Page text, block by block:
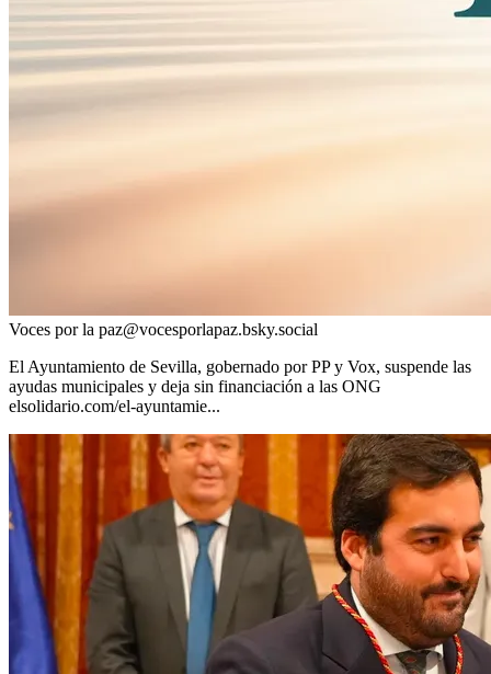
Voces por la paz@vocesporlapaz.bsky.social
El Ayuntamiento de Sevilla, gobernado por PP y Vox, suspende las
ayudas municipales y deja sin financiación a las ONG
elsolidario.com/el-ayuntamie...